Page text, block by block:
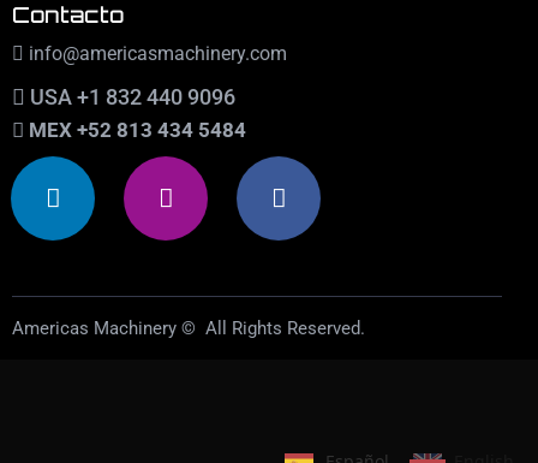
Contacto
info@americasmachinery.com
USA +1 832 440 9096
MEX +52 813 434 5484
Americas Machinery © All Rights Reserved.